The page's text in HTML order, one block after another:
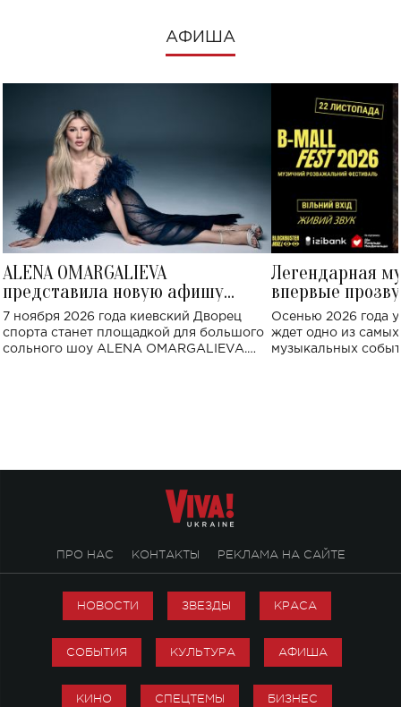
АФИША
ALENA OMARGALIEVA
представила новую афишу
большого концерта во Дворце
спорта
7 ноября 2026 года киевский Дворец
спорта станет площадкой для большого
сольного шоу ALENA OMARGALIEVA.
Легендарная
впервые
Украине: где
Осенью 2026 года
ждет одно из
музыкальных
ПРО НАС КОНТАКТЫ РЕКЛАМА НА САЙТЕ
НОВОСТИ ЗВЕЗДЫ КРАСА
СОБЫТИЯ КУЛЬТУРА АФИША
КИНО СПЕЦТЕМЫ БИЗНЕС